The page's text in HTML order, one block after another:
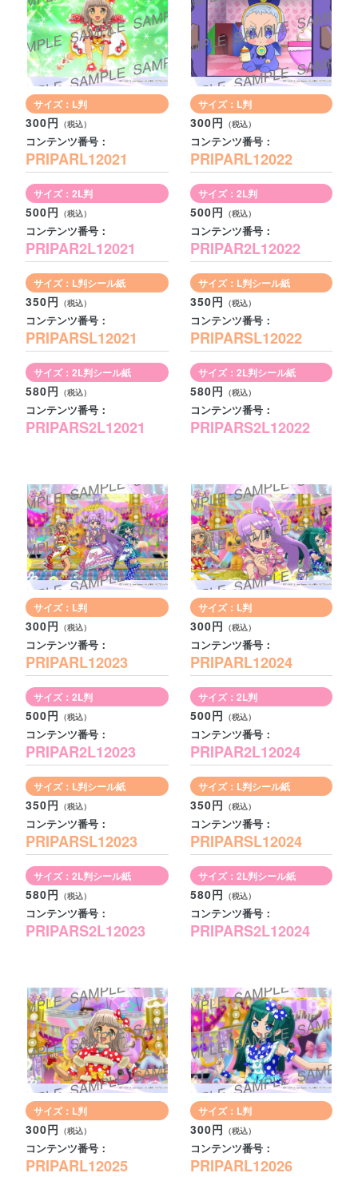
サイズ：L判
300円
コンテンツ番号：
PRIPARL12021
サイズ：2L判
500円
コンテンツ番号：
PRIPAR2L12021
サイズ：L判シール紙
350円
コンテンツ番号：
PRIPARSL12021
サイズ：2L判シール紙
580円
コンテンツ番号：
PRIPARS2L12021
サイズ：L判
300円
コンテンツ番号：
PRIPARL12022
サイズ：2L判
500円
コンテンツ番号：
PRIPAR2L12022
サイズ：L判シール紙
350円
コンテンツ番号：
PRIPARSL12022
サイズ：2L判シール紙
580円
コンテンツ番号：
PRIPARS2L12022
サイズ：L判
300円
コンテンツ番号：
PRIPARL12023
サイズ：2L判
500円
コンテンツ番号：
PRIPAR2L12023
サイズ：L判シール紙
350円
コンテンツ番号：
PRIPARSL12023
サイズ：2L判シール紙
580円
コンテンツ番号：
PRIPARS2L12023
サイズ：L判
300円
コンテンツ番号：
PRIPARL12024
サイズ：2L判
500円
コンテンツ番号：
PRIPAR2L12024
サイズ：L判シール紙
350円
コンテンツ番号：
PRIPARSL12024
サイズ：2L判シール紙
580円
コンテンツ番号：
PRIPARS2L12024
サイズ：L判
300円
コンテンツ番号：
PRIPARL12025
サイズ：L判
300円
コンテンツ番号：
PRIPARL12026